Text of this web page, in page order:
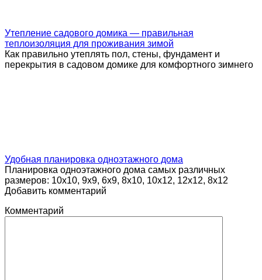
Утепление садового домика — правильная
теплоизоляция для проживания зимой
Как правильно утеплять пол, стены, фундамент и
перекрытия в садовом домике для комфортного зимнего
Удобная планировка одноэтажного дома
Планировка одноэтажного дома самых различных
размеров: 10x10, 9x9, 6х9, 8х10, 10х12, 12х12, 8x12
Добавить комментарий
Комментарий